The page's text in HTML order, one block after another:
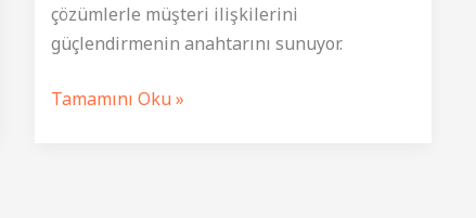
çözümlerle müşteri ilişkilerini
güçlendirmenin anahtarını sunuyor.
AI
Tamamını Oku »